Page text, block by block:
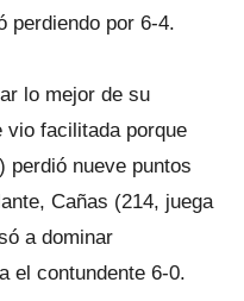
perdiendo por 6-4.
lo mejor de su
vio facilitada porque
perdió nueve puntos
Cañas (214, juega
a dominar
el contundente 6-0.